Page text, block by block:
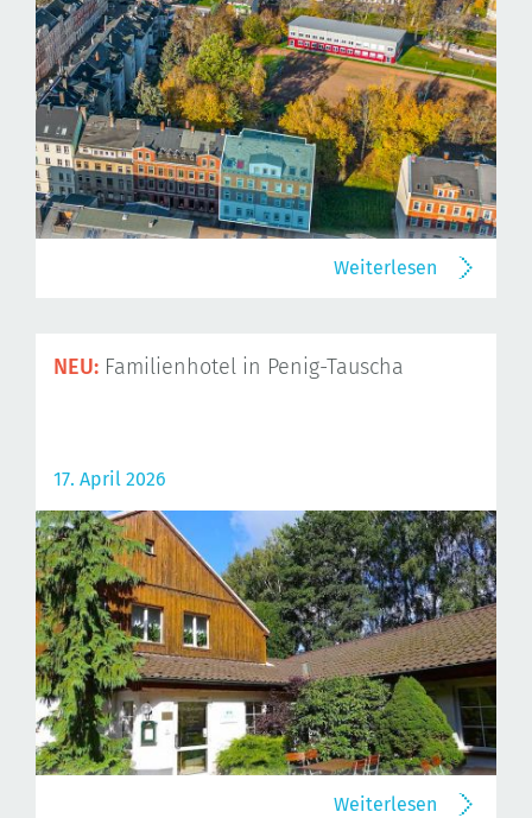
Weiterlesen
NEU: Familienhotel in Penig-Tauscha
17. April 2026
Weiterlesen